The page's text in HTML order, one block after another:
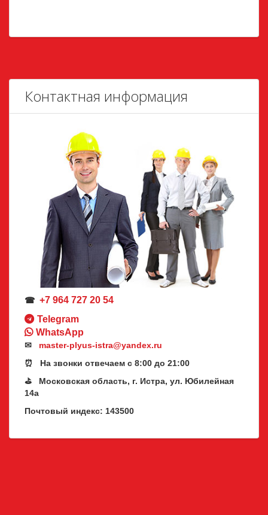
Контактная информация
☎ +7 964 727 20 54
Telegram
WhatsApp
✉ master-plyus-istra@yandex.ru
⏰ На звонки отвечаем с 8:00 до 21:00
⛳ Московская область, г. Истра, ул. Юбилейная
14а
Почтовый индекс: 143500